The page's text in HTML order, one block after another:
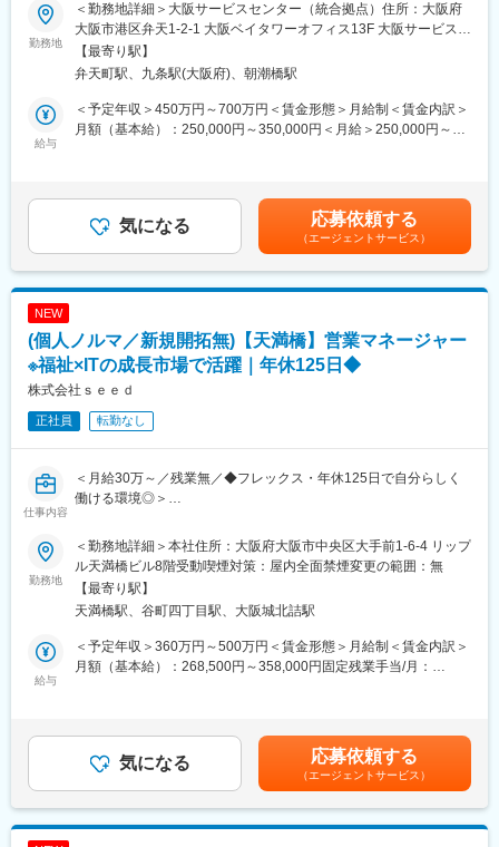
■職務内容：
富士フイルムグループが提供する医療機器の設置・保守・技術サ
ポートを担当いただきます。
既に導入されているクリニックを中心に、オンコール呼び出しを
含み1日2～3件程度の訪問で、点検・メンテナンス・不具合対応
を行います。
■職務内容詳細：
主にCR（デジタル画像診断システム・エックスレイフィルム自動
らサービス＆サポートするポジションです。 サポート＆サービス
の品質を高め、お客様にご提案することで、お客様からの信頼や
安心を獲得いただきます。
■研修制度について：
だけるフォロー体制がございます。
また、年間カリキュラムに沿って適宜研修も実施しております。※
ルセンターに届くお問い合わせ内容を把握していただくための研
修等。、
■整備士や異業界のメンテナンス経験をお持ちの方へ：
ます。
加えて、デジタル化・ネットワーク化が加速的に進む医療業界の
■緊急呼び出しについて：
クリニックがお客様となる為、基本的に夜間に呼ばれることはあ
機）を取り入れており、万が一、対応（出動）が発生した場合、
勤務地
＜勤務地詳細＞大阪サービスセンター（統合拠点）住所：大阪府
大阪市港区弁天1-2-1 大阪ベイタワーオフィス13F 大阪サービスセ
ンター 7F受動喫煙対策：屋内全面禁煙変更の範囲：会社の定め
る事業所（リモートワーク含む）
【最寄り駅】
弁天町駅、九条駅(大阪府)、朝潮橋駅
給与
＜予定年収＞450万円～700万円＜賃金形態＞月給制＜賃金内訳＞
月額（基本給）：250,000円～350,000円＜月給＞250,000円～
気になる 応募依頼する
（エージェントサービス）
NEW
(個人ノルマ／新規開拓無)【天満橋】営業マネージャー
※福祉×ITの成長市場で活躍｜年休125日◆
株式会社ｓｅｅｄ
正社員 転勤なし
仕事内容
＜月給30万～／残業無／◆フレックス・年休125日で自分らしく
働ける環境◎＞
■業務内容：
SNS運用や動画制作を中心に、印刷媒体、Web広告、看板・サイ
ンなど店舗のプロモーションに関する総合的な販促提案が行える
当社にて、既存顧客のフォロー業務と併せて利用者様を含めた営
業チームのマネジメントをお任せします。
■業務詳細：
・実働案件：デザイン制作の進行管理、印刷と配布業者への手
配、Web広告手配、看板サイン類の現地調査など
スポーツ関連施設から結婚相談所など、クライアントの業界は多
勤務地
＜勤務地詳細＞本社住所：大阪府大阪市中央区大手前1-6-4 リップ
ル天満橋ビル8階受動喫煙対策：屋内全面禁煙変更の範囲：無
【最寄り駅】
天満橋駅、谷町四丁目駅、大阪城北詰駅
給与
＜予定年収＞360万円～500万円＜賃金形態＞月給制＜賃金内訳＞
月額（基本給）：268,500円～358,000円固定残業手当/月：
験・年齢・資格などを考慮の上、当社規定により優遇いたしま
す。・昇給：年1回・賞与：年2回 ※入社2年目より支給賃金はあく
までも目安の金額であり、選考を通じて上下する可能性がありま
す。月給(月額)は固定手当を含めた表記です。
気になる 応募依頼する
（エージェントサービス）